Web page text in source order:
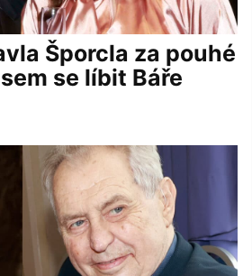
Šporcla za pouhé
se líbit Báře